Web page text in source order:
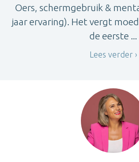
Oers, schermgebruik &
jaar ervaring). Het vergt
de eerste ...
Lees verder